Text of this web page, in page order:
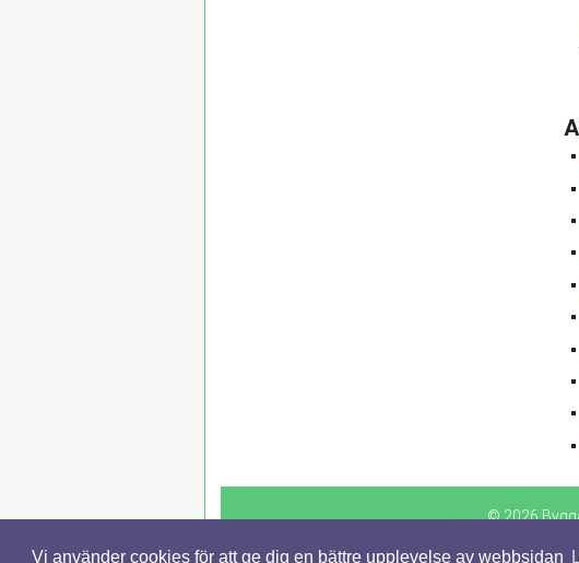
Vi använder cookies för att ge dig en bättre upplevelse av webbsidan
© 2026